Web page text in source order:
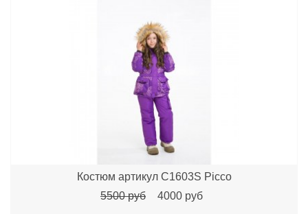
Костюм артикул C1603S Picco
5500 руб
4000 руб